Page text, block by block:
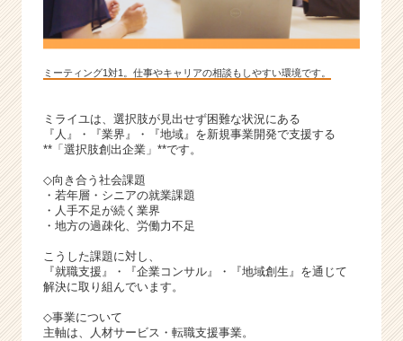
ミーティング1対1。仕事やキャリアの相談もしやすい環境です。
ミライユは、選択肢が見出せず困難な状況にある
『人』・『業界』・『地域』を新規事業開発で支援する
**「選択肢創出企業」**です。
◇向き合う社会課題
・若年層・シニアの就業課題
・人手不足が続く業界
・地方の過疎化、労働力不足
こうした課題に対し、
『就職支援』・『企業コンサル』・『地域創生』を通じて
解決に取り組んでいます。
◇事業について
主軸は、人材サービス・転職支援事業。